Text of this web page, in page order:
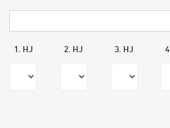
1. HJ 2. HJ 3. HJ